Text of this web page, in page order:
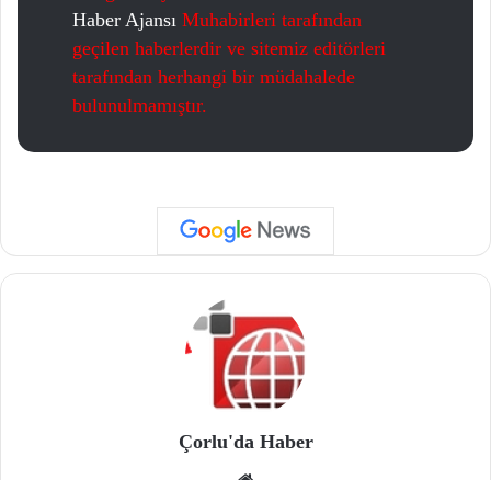
Haber Ajansı Muhabirleri tarafından
geçilen haberlerdir ve sitemiz editörleri
tarafından herhangi bir müdahalede
bulunulmamıştır.
Çorlu'da Haber